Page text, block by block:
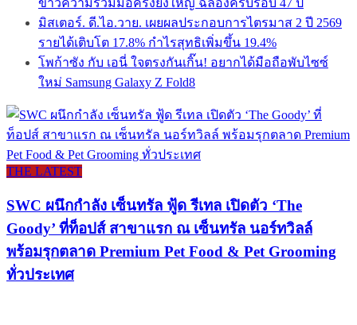
ข่าวความร่วมมือครั้งยิ่งใหญ่ ฉลองครบรอบ 47 ปี
มิสเตอร์. ดี.ไอ.วาย. เผยผลประกอบการไตรมาส 2 ปี 2569
รายได้เติบโต 17.8% กำไรสุทธิเพิ่มขึ้น 19.4%
โพก้าซัง กับ เอนี่ ใจตรงกันเกิ๊น! อยากได้มือถือพับไซซ์
ใหม่ Samsung Galaxy Z Fold8
THE LATEST
SWC ผนึกกำลัง เซ็นทรัล ฟู้ด รีเทล เปิดตัว ‘The
Goody’ ที่ท็อปส์ สาขาแรก ณ เซ็นทรัล นอร์ทวิลล์
พร้อมรุกตลาด Premium Pet Food & Pet Grooming
ทั่วประเทศ